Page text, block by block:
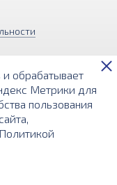
информационный
офертой,
кодекса РФ.
обрабатывает
Метрики для
пользования
Политикой